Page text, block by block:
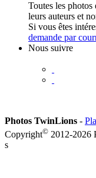
Toutes les
leurs auteurs et
Si vous êtes
demande par
Nous suivre
Photos TwinLions -
Copyright© 2012-2026
s